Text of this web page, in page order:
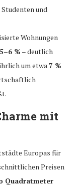
und
Wohnungen
5–6 % – deutlich
um etwa 7 %
mit
Europas für
Preisen
Quadratmeter